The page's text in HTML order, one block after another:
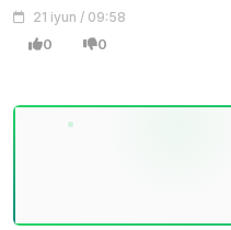
21 iyun / 09:58
0 0